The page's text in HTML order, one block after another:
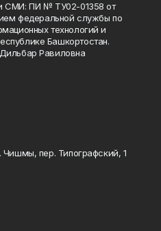
СМИ: ПИ № ТУ02-01358 от
федеральной службы по
технологий и
Башкортостан.
Равиловна
пер. Типографский, 1